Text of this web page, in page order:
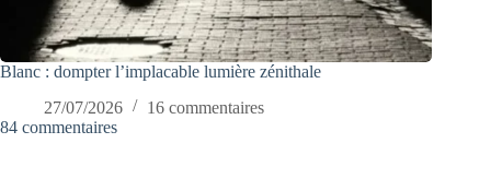
Blanc : dompter l’implacable lumière zénithale
27/07/2026
16 commentaires
84 commentaires